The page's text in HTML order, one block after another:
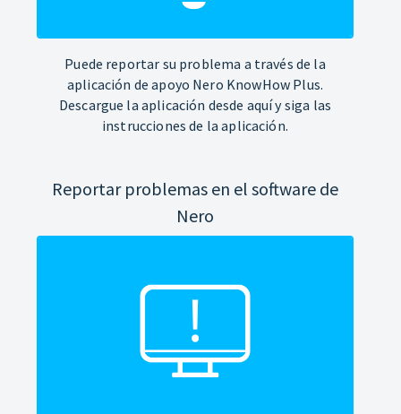
Puede reportar su problema a través de la
aplicación de apoyo Nero KnowHow Plus.
Descargue la aplicación desde aquí y siga las
instrucciones de la aplicación.
Reportar problemas en el software de
Nero